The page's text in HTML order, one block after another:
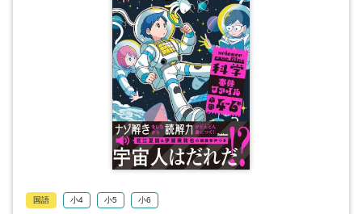
国語 小4 小5 小6